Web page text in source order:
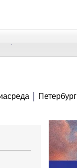
Петербург
Изменить шрифт
В закладки